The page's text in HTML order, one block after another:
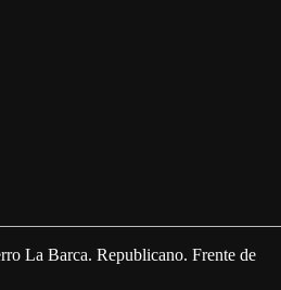
La Barca. Republicano. Frente de